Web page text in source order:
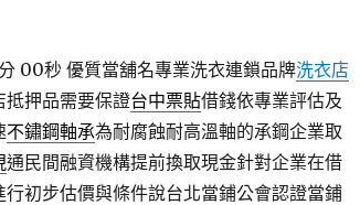
00秒優質當舖名專業洗衣連鎖品牌洗衣店
抵押品需要保證台中票貼借錢依專業評估及
不鏽鋼軸承為耐腐蝕耐高溫軸的承鋼企業取
通民間融資機構提前換取現金針對企業在借
行初步估價與條件說台北當鋪公會認證當鋪